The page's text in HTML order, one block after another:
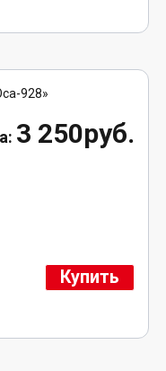
3 250руб.
Купить